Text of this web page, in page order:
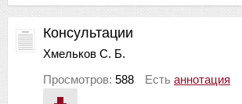
Консультации
Хмельков С. Б.
Просмотров: 588 Есть аннотация